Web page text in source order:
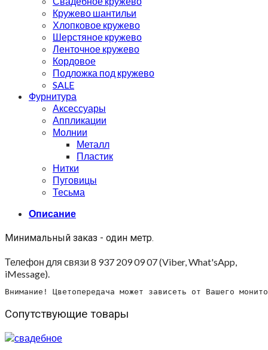
Кружево шантильи
Хлопковое кружево
Шерстяное кружево
Ленточное кружево
Кордовое
Подложка под кружево
SALE
Фурнитура
Аксессуары
Аппликации
Молнии
Металл
Пластик
Нитки
Пуговицы
Тесьма
Описание
Минимальный заказ - один метр.
Телефон для связи 8 937 209 09 07 (Viber, What'sApp,
iMessage).
Внимание! Цветопередача может зависеть от Вашего
Сопутствующие товары